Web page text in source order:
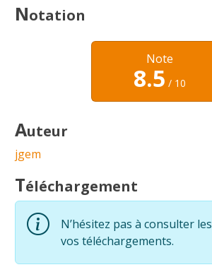
Notation
Note
8.5 / 10
Auteur
jgem
Téléchargement
N’hésitez pas à consulter les
vos téléchargements.